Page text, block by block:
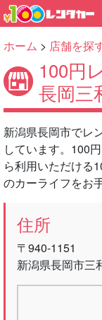
ホーム > 店舗を探
100円
長岡三
新潟県長岡市でレ
しています。100
ら利用いただける
のカーライフをお
住所
〒940-1151
新潟県長岡市三